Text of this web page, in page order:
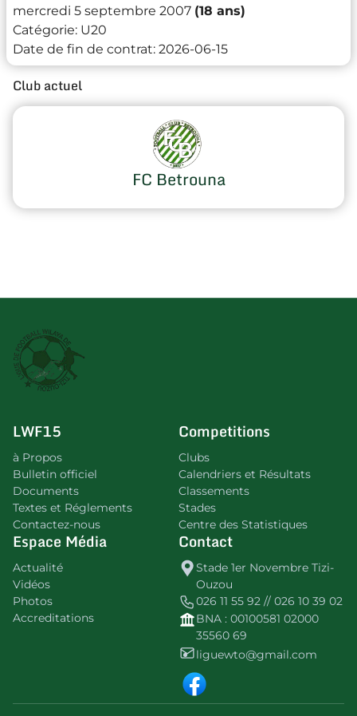
mercredi 5 septembre 2007 (18 ans)
Catégorie: U20
Date de fin de contrat: 2026-06-15
Club actuel
FC Betrouna
LWF15
à Propos
Bulletin officiel
Documents
Textes et Réglements
Contactez-nous
Competitions
Clubs
Calendriers et Résultats
Classements
Stades
Centre des Statistiques
Espace Média
Actualité
Vidéos
Photos
Accreditations
Contact
Stade 1er Novembre Tizi-
Ouzou
026 11 55 92 // 026 10 39 02
BNA : 00100581 02000
35560 69
liguewto@gmail.com